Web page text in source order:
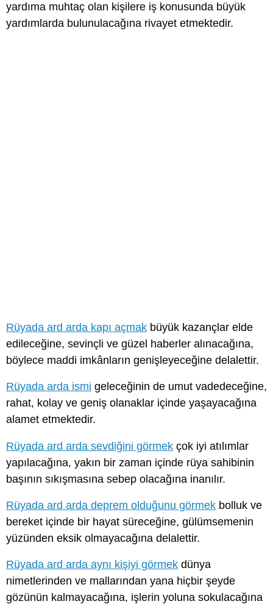
yardıma muhtaç olan kişilere iş konusunda büyük
yardımlarda bulunulacağına rivayet etmektedir.
Rüyada ard arda kapı açmak büyük kazançlar elde
edileceğine, sevinçli ve güzel haberler alınacağına,
böylece maddi imkânların genişleyeceğine delalettir.
Rüyada arda ismi geleceğinin de umut vadedeceğine,
rahat, kolay ve geniş olanaklar içinde yaşayacağına
alamet etmektedir.
Rüyada ard arda sevdiğini görmek çok iyi atılımlar
yapılacağına, yakın bir zaman içinde rüya sahibinin
başının sıkışmasına sebep olacağına inanılır.
Rüyada ard arda deprem olduğunu görmek bolluk ve
bereket içinde bir hayat süreceğine, gülümsemenin
yüzünden eksik olmayacağına delalettir.
Rüyada ard arda aynı kişiyi görmek dünya
nimetlerinden ve mallarından yana hiçbir şeyde
gözünün kalmayacağına, işlerin yoluna sokulacağına